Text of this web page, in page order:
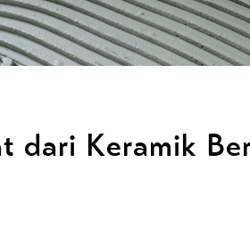
dari Keramik